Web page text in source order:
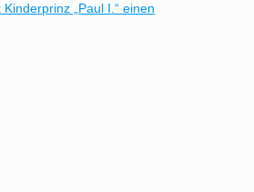
„Paul I.“ einen